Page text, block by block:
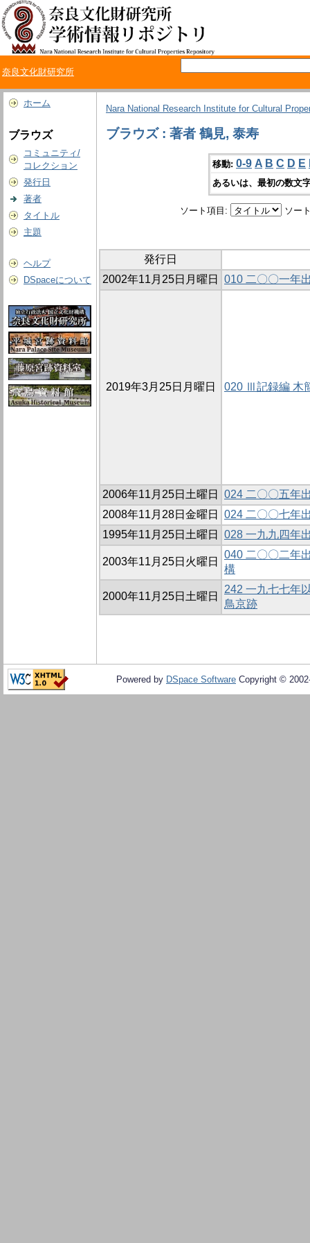
奈良文化財研究所
ホーム
ブラウズ
コミュニティ/
コレクション
発行日
著者
タイトル
主題
ヘルプ
DSpaceについて
Nara National Research Institute for Cultural
ブラウズ : 著者 鶴見, 泰寿
移動: 0-9 A B C D E
あるいは、最初の数文
ソート項目: ソー
発行日
2002年11月25日月曜日
010 二〇〇一年
2019年3月25日月曜日 020 Ⅲ記録編 木
2006年11月25日土曜日
024 二〇〇五年
2008年11月28日金曜日
024 二〇〇七年
1995年11月25日土曜日
028 一九九四年
2003年11月25日火曜日
040 二〇〇二年
構
2000年11月25日土曜日
242 一九七七年
鳥京跡
Powered by DSpace Software Copyright ©